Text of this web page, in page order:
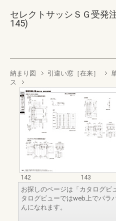
セレクトサッシＳＧ受発
145)
納まり図 引違い窓［在来］
ス
142
143
お探しのページは「カタログビ
タログビューではweb上でパラ
んになれます。